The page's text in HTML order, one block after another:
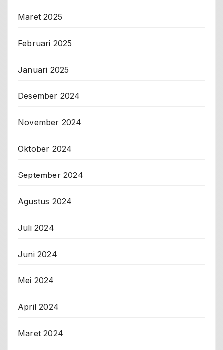
Maret 2025
Februari 2025
Januari 2025
Desember 2024
November 2024
Oktober 2024
September 2024
Agustus 2024
Juli 2024
Juni 2024
Mei 2024
April 2024
Maret 2024